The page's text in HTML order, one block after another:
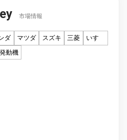
市場情報
ダ マツダ スズキ 三菱
いすゞ
動機